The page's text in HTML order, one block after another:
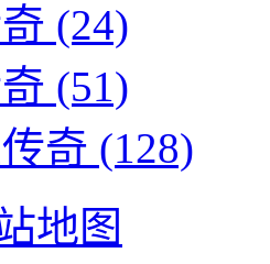
(24)
(51)
奇 (128)
地图